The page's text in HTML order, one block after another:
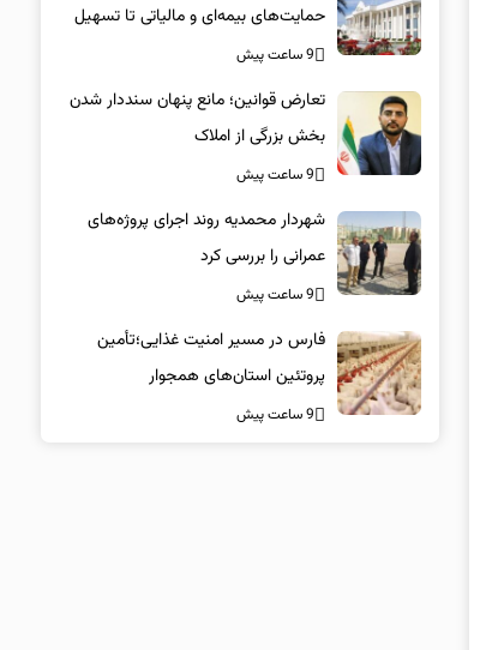
حمایت‌های بیمه‌ای و مالیاتی تا تسهیل
خروج کالا
9 ساعت پیش
تعارض قوانین؛ مانع پنهان سنددار شدن
بخش بزرگی از املاک
9 ساعت پیش
شهردار محمدیه روند اجرای پروژه‌های
عمرانی را بررسی کرد
9 ساعت پیش
فارس در مسیر امنیت غذایی؛تأمین‌
پروتئین استان‌های همجوار
9 ساعت پیش